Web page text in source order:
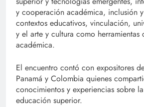
y cooperación académica, inclusión
contextos educativos, vinculación,
y el arte y cultura como herramientas
académica.
El encuentro contó con expositores
Panamá y Colombia quienes
conocimientos y experiencias sobre
educación superior.